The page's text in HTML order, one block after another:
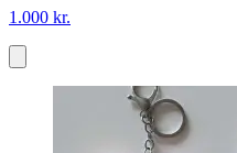
1.000 kr.